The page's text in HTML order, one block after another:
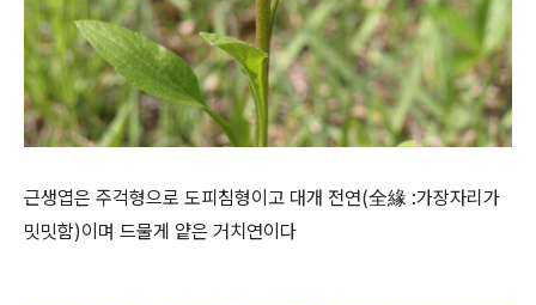
근생엽은 주걱형으로 도피침형이고 대개 전연(全緣 :가장자리가
밋밋함)이며 드물게 얕은 거치연이다